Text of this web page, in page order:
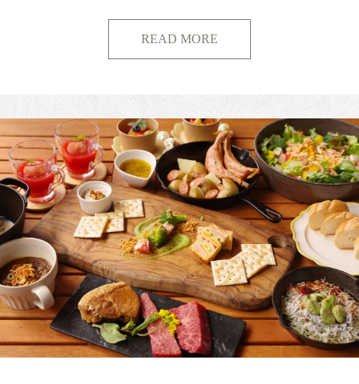
READ MORE